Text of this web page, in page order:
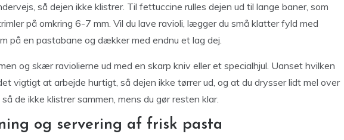
så dejen ikke klistrer. Til fettuccine rulles dejen ud til lange baner, som
på omkring 6-7 mm. Vil du lave ravioli, lægger du små klatter fyld med
på en pastabane og dækker med endnu et lag dej.
og skær raviolierne ud med en skarp kniv eller et specialhjul. Uanset hvilken
vigtigt at arbejde hurtigt, så dejen ikke tørrer ud, og at du drysser lidt mel over
de ikke klistrer sammen, mens du gør resten klar.
og servering af frisk pasta